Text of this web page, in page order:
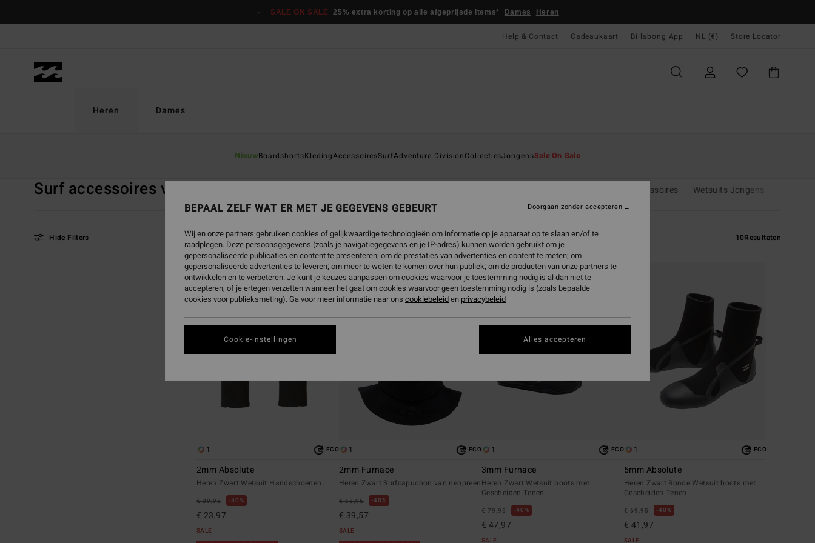
SALE ON SALE 25% extra korting op alle afgeprijsde items* Dames Heren
Help & Contact Cadeaukaart Billabong App NL (€) Store Locator
Heren
NieuwBoardshortsKledingAccessoiresSurfAdventure DivisionCollectiesJongensSale On Sale
Dames
Surf Accessoires van Neopreen
Surf accessoires van neopreen Jongenskleding & Accessoires Wetsuits Jongens
Hide Filters 10Resultaten
Overslaan
naar
zoekfiltercriteria
Ga
naar
sorteren
1 ECO
2mm Absolute
Heren Zwart Wetsuit Handschoenen
€ 39,95 40%
€ 23,97
SALE
1 ECO
2mm Furnace
Heren Zwart Surfcapuchon van neopreen
€ 65,95 40%
€ 39,57
SALE
1 ECO
3mm Furnace
Heren Zwart Wetsuit boots met
Gescheiden Tenen
€ 79,95 40%
€ 47,97
SALE
1 ECO
5mm Absolute
Heren Zwart Ronde Wetsuit boots met
Gescheiden Tenen
€ 69,95 40%
€ 41,97
SALE
BEPAAL ZELF WAT ER MET JE GEGEVENS GEBEURT
Wij en onze partners gebruiken cookies of gelijkwaardige technologieën om informatie op je apparaat op te slaan en/of te
raadplegen. Deze persoonsgegevens (zoals je navigatiegegevens en je IP-adres) kunnen worden gebruikt om je
gepersonaliseerde publicaties en content te presenteren; om de prestaties van advertenties en content te meten; om
gepersonaliseerde advertenties te leveren; om meer te weten te komen over hun publiek; om de producten van onze partners te
ontwikkelen en te verbeteren. Je kunt je keuzes aanpassen om cookies waarvoor je toestemming nodig is al dan niet te
accepteren, of je ertegen verzetten wanneer het gaat om cookies waarvoor geen toestemming nodig is (zoals bepaalde
cookies voor publieksmeting). Ga voor meer informatie naar ons cookiebeleiden privacybeleid
Cookie-instellingen
Doorgaan zonder accepteren
Alles accepteren